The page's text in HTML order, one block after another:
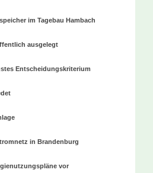
im Tagebau Hambach
ausgelegt
Entscheidungskriterium
in Brandenburg
vor